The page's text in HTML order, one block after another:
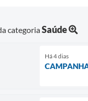
categoriaSaúde
Há 4 dias